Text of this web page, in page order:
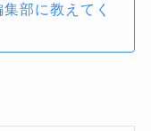
部に教えてく